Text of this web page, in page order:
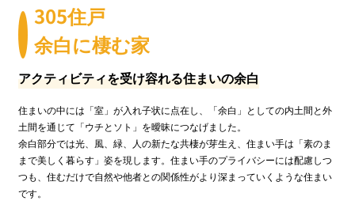
305住戸
余白に棲む家
アクティビティを受け容れる住まいの余白
住まいの中には「室」が入れ子状に点在し、「余白」としての内土間と外
土間を通じて「ウチとソト」を曖昧につなげました。
余白部分では光、風、緑、人の新たな共棲が芽生え、住まい手は「素のま
まで美しく暮らす」姿を現します。住まい手のプライバシーには配慮しつ
つも、住むだけで自然や他者との関係性がより深まっていくような住まい
です。